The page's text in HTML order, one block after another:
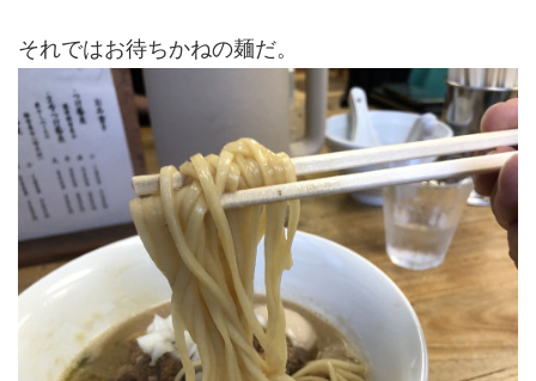
それではお待ちかねの麺だ。